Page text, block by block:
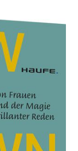
Reden